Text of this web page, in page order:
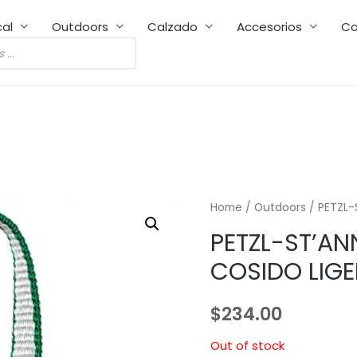
Outdoors Calzado Accesorios
Home / Outdoors / PETZL-
PETZL-
COSIDO
$234.00
Out of stock